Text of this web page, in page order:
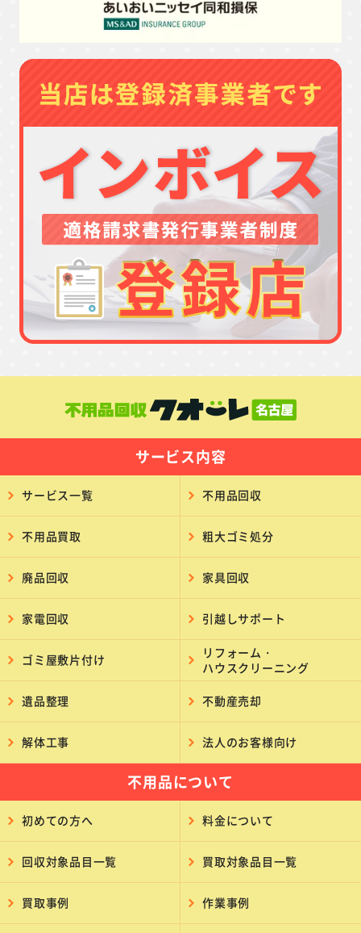
サービス内容
サービス一覧 不用品回収
不用品買取 粗大ゴミ処分
廃品回収 家具回収
家電回収 引越しサポート
ゴミ屋敷片付け
リフォーム・
ハウスクリーニング
遺品整理 不動産売却
解体工事 法人のお客様向け
不用品について
初めての方へ 料金について
回収対象品目一覧 買取対象品目一覧
買取事例 作業事例